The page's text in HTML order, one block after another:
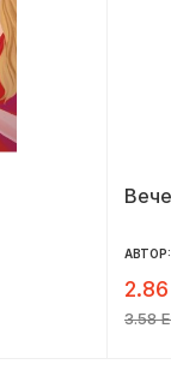
АВТОР:
3.58